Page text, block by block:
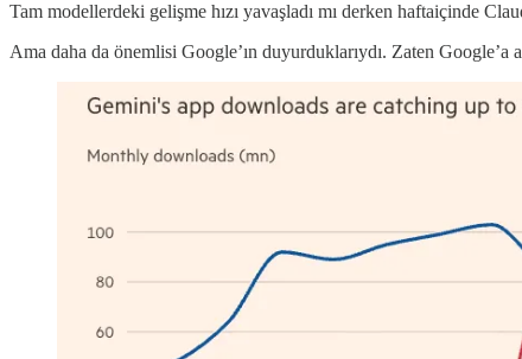
Tam modellerdeki gelişme hızı yavaşladı mı derken haftaiçinde
Ama daha da önemlisi Google’ın duyurduklarıydı. Zaten